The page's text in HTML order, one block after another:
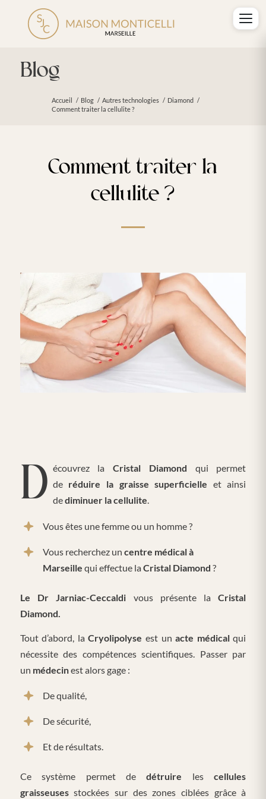
Blog
Accueil / Blog / Autres technologies / Diamond /
Comment traiter la cellulite ?
Comment traiter la
cellulite ?
Découvrez laCristal Diamond qui permet
de réduire la graisse superficielle et ainsi
dediminuer la cellulite.
Vous êtes une femme ou un homme ?
Vous recherchez un centre médical à
Marseille qui effectue laCristal Diamond ?
Le Dr Jarniac-Ceccaldi vous présente la Cristal
Diamond.
Tout d’abord, laCryolipolyse est unacte médicalqui
nécessite des compétences scientifiques. Passer par
un médecinest alors gage :
De qualité,
De sécurité,
Et de résultats.
Ce système permet de détruire lescellules
graisseusesstockées sur des zones ciblées grâce à